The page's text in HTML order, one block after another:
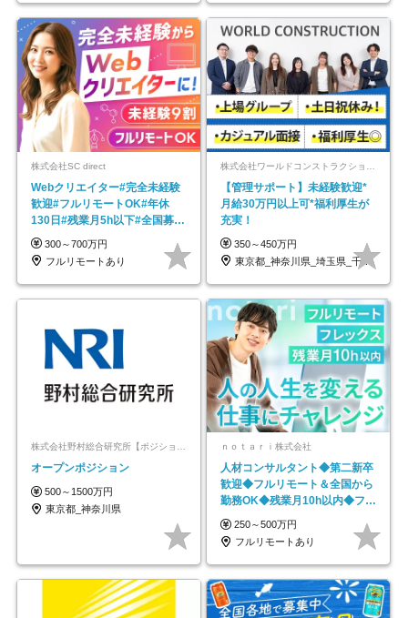
株式会社SC direct
Webクリエイター#完全未経験
歓迎#フルリモートOK#年休
130日#残業月5h以下#全国募集
#最大1年の研修
300～700万円
フルリモートあり
【管理サポート】未経験歓迎*
月給30万円以上可*福利厚生が
充実！
350～450万円
東京都_神奈川県_埼玉県_千葉県_大阪府…
オープンポジション
500～1500万円
東京都_神奈川県
ｎｏｔａｒｉ株式会社
人材コンサルタント◆第二新卒
歓迎◆フルリモート＆全国から
勤務OK◆残業月10h以内◆フレ
ックス制
250～500万円
フルリモートあり